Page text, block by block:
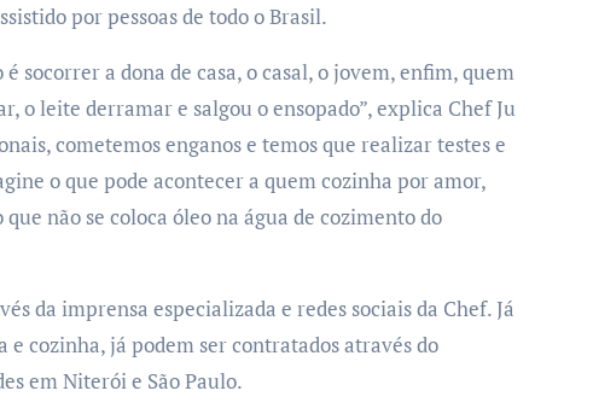
por pessoas de todo o Brasil.
socorrer a dona de casa, o casal, o jovem, enfim, quem
o leite derramar e salgou o ensopado”, explica Chef Ju
cometemos enganos e temos que realizar testes e
o que pode acontecer a quem cozinha por amor,
não se coloca óleo na água de cozimento do
da imprensa especializada e redes sociais da Chef. Já
cozinha, já podem ser contratados através do
em Niterói e São Paulo.